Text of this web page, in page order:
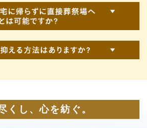
くし、心を紡ぐ。